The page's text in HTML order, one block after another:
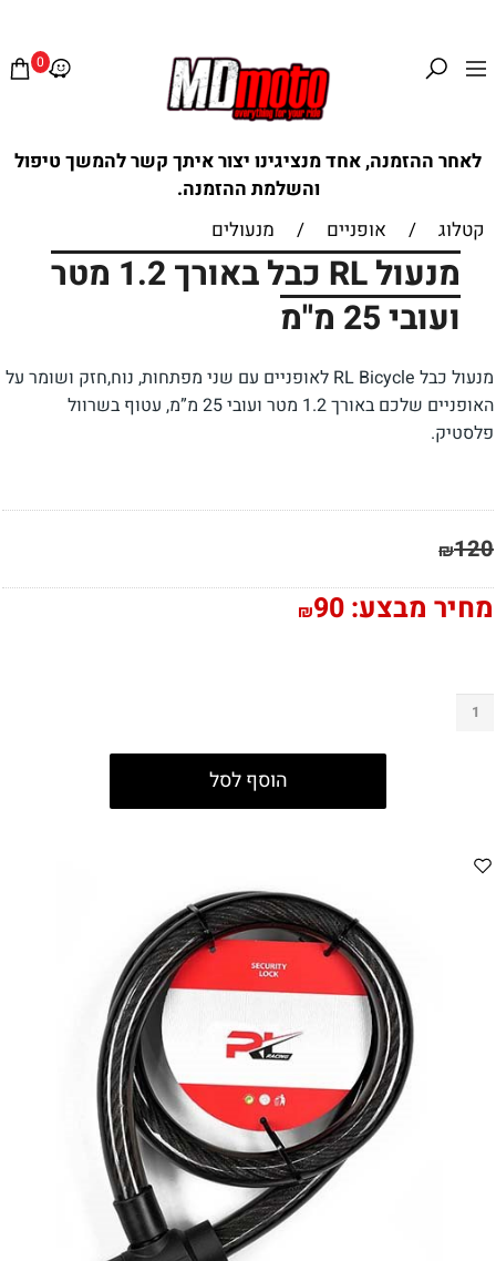
0
לאחר ההזמנה, אחד מנציגינו יצור איתך קשר להמשך טיפול
והשלמת ההזמנה.
קטלוג
/ אופניים / מנעולים
מנעול RL כבל באורך 1.2 מטר
ועובי 25 מ''מ
מנעול כבל RL Bicycle לאופניים עם שני מפתחות, נוח,חזק ושומר על
האופניים שלכם באורך 1.2 מטר ועובי 25 מ”מ, עטוף בשרוול
פלסטיק.
₪120
מחיר מבצע: ₪90
הוסף לסל